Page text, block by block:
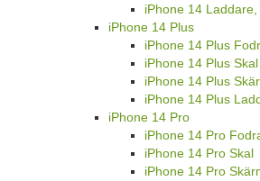
iPhone 14
iPhone 14 Plus
iPhone 14 Plus
iPhone 14 Plus Skal
iPhone 14 Plus
iPhone 14 Plus
iPhone 14 Pro
iPhone 14 Pro
iPhone 14 Pro Skal
iPhone 14 Pro